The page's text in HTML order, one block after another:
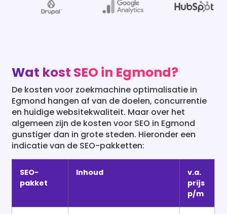
Wat kost SEO in Egmond?
De kosten voor zoekmachine optimalisatie in
Egmond hangen af van de doelen, concurrentie
en huidige websitekwaliteit. Maar over het
algemeen zijn de kosten voor SEO in Egmond
gunstiger dan in grote steden. Hieronder een
indicatie van de SEO-pakketten:
SEO-
pakket
Inhoud
v.a.
prijs
p/m